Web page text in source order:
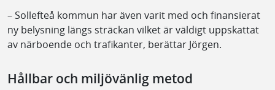
– Sollefteå kommun har även varit med och finansierat
ny belysning längs sträckan vilket är väldigt uppskattat
av närboende och trafikanter, berättar Jörgen.
Hållbar och miljövänlig metod